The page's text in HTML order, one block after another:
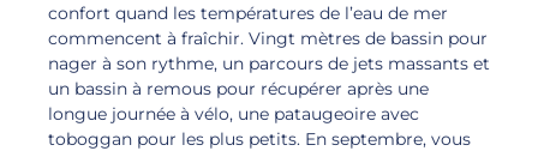
confort quand les températures de l’eau de mer
commencent à fraîchir. Vingt mètres de bassin pour
nager à son rythme, un parcours de jets massants et
un bassin à remous pour récupérer après une
longue journée à vélo, une pataugeoire avec
toboggan pour les plus petits. En septembre, vous